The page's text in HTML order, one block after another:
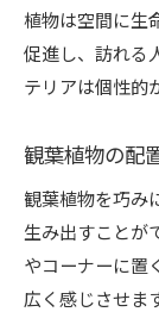
植物は空間に生
促進し、訪れる
テリアは個性的
観葉植物の配
観葉植物を巧み
生み出すことが
やコーナーに置
広く感じさせま